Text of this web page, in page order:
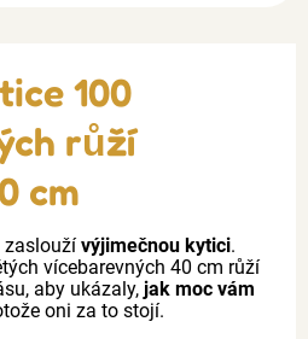
100
růží
cm
zaslouží výjimečnou kytici.
vícebarevných 40 cm růží
aby ukázaly, jak moc vám
oni za to stojí.